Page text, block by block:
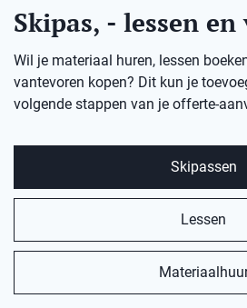
Skipas, - lessen
Wil je materiaal huren, lessen
vantevoren kopen? Dit kun je
volgende stappen van je offerte-
Skipassen
Lessen